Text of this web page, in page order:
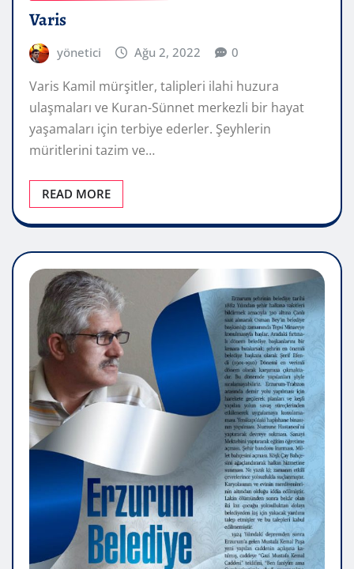
Varis
yönetici Ağu 2, 2022 0
Varis Kamil mürşitler, talipleri ilahi huzura
ulaşmaları ve Kuran-Sünnet merkezli bir hayat
yaşamaları için terbiye ederler. Şeyhlerin
müritlerini tazim ve…
READ MORE